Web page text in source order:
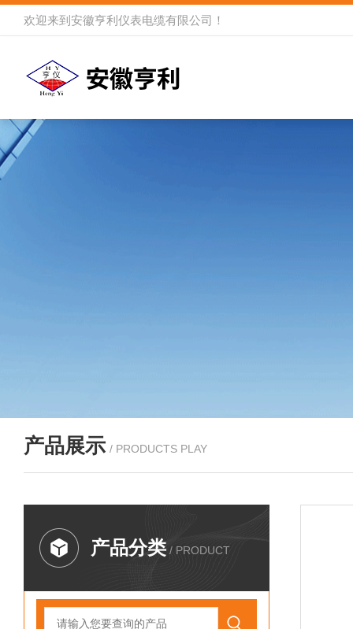
欢迎来到 安徽亨利仪表电缆有限公司 ！
产品展示 / PRODUCTS PLAY
产品分类 / PRODUCT